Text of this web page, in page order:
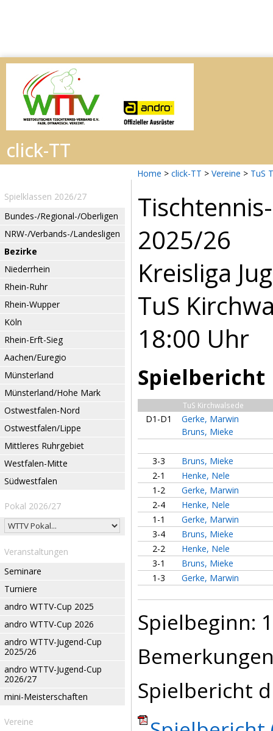
Home > click-TT > Vereine > TuS
Spielklassen 2026/27
Bundes-/Regional-/Oberligen
NRW-/Verbands-/Landesligen
Bezirke
Niederrhein
Rhein-Ruhr
Rhein-Wupper
Köln
Rhein-Erft-Sieg
Aachen/Euregio
Münsterland
Münsterland/Hohe Mark
Ostwestfalen-Nord
Ostwestfalen/Lippe
Mittleres Ruhrgebiet
Westfalen-Mitte
Südwestfalen
Pokal 2026/27
Veranstaltungen
Seminare
Turniere
andro WTTV-Cup 2025
andro WTTV-Cup 2026
andro WTTV-Jugend-Cup
2025/26
andro WTTV-Jugend-Cup
2026/27
mini-Meisterschaften
Vereine
2025/26
Kreisliga
TuS
18:00 Uhr
Spielbericht
TuS Kirchwalsede
D1-D1
Gerke, Marwin
Bruns, Mieke
3-3
Bruns, Mieke
2-1
Henke, Nele
1-2
Gerke, Marwin
2-4
Henke, Nele
1-1
Gerke, Marwin
3-4
Bruns, Mieke
2-2
Henke, Nele
3-1
Bruns, Mieke
1-3
Gerke, Marwin
Spielbeginn:
Spielbericht